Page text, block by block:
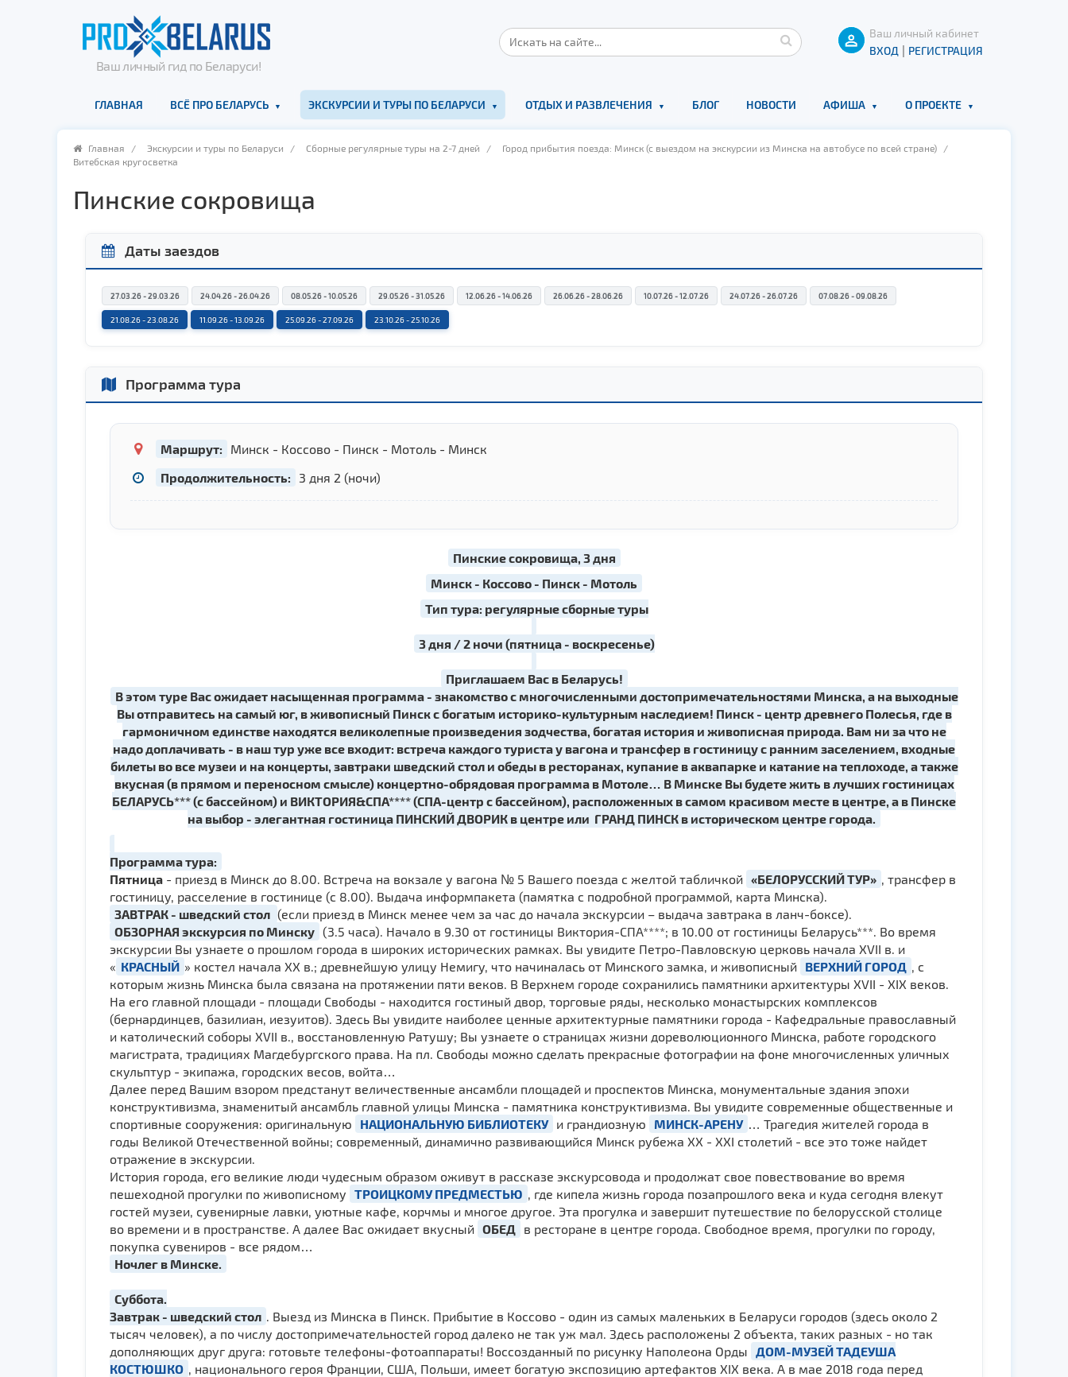
Ваш личный гид по Беларуси!
Ваш личный кабинет
ВХОД | РЕГИСТРАЦИЯ
ГЛАВНАЯ ВСЁ ПРО БЕЛАРУСЬ ЭКСКУРСИИ И ТУРЫ ПО БЕЛАРУСИ ОТДЫХ И РАЗВЛЕЧЕНИЯ БЛОГ НОВОСТИ АФИША О ПРОЕКТЕ
Главная / Экскурсии и туры по Беларуси / Cборные регулярные туры на 2-7 дней / Город прибытия поезда: Минск (с выездом на экскурсии из Минска на автобусе по всей стране)
/
Витебская кругосветка
Пинские сокровища
Даты заездов
27.03.26 - 29.03.26 24.04.26 - 26.04.26 08.05.26 - 10.05.26 29.05.26 - 31.05.26 12.06.26 - 14.06.26 26.06.26 - 28.06.26 10.07.26 - 12.07.26 24.07.26 - 26.07.26 07.08.26 - 09.08.26
21.08.26 - 23.08.26 11.09.26 - 13.09.26 25.09.26 - 27.09.26 23.10.26 - 25.10.26
Программа тура
Маршрут:
Минск - Коссово - Пинск - Мотоль - Минск
Продолжительность:
3 дня 2 (ночи)
Пинские сокровища, 3 дня
Минск - Коссово - Пинск - Мотоль
Тип тура: регулярные сборные туры
3 дня / 2 ночи (пятница - воскресенье)
Приглашаем Вас в Беларусь!
В этом туре Вас ожидает насыщенная программа - знакомство с многочисленными достопримечательностями Минска, а на выходные
Вы отправитесь на самый юг, в живописный Пинск с богатым историко-культурным наследием! Пинск - центр древнего Полесья, где в
гармоничном единстве находятся великолепные произведения зодчества, богатая история и живописная природа. Вам ни за что не
надо доплачивать - в наш тур уже все входит: встреча каждого туриста у вагона и трансфер в гостиницу с ранним заселением, входные
билеты во все музеи и на концерты, завтраки шведский стол и обеды в ресторанах, купание в аквапарке и катание на теплоходе, а также
вкусная (в прямом и переносном смысле) концертно-обрядовая программа в Мотоле… В Минске Вы будете жить в лучших гостиницах
БЕЛАРУСЬ*** (с бассейном) и ВИКТОРИЯ&СПА**** (СПА-центр с бассейном), расположенных в самом красивом месте в центре, а в Пинске
на выбор - элегантная гостиница ПИНСКИЙ ДВОРИК в центре или ГРАНД ПИНСК в историческом центре города.
Программа тура:
Пятница - приезд в Минск до 8.00. Встреча на вокзале у вагона № 5 Вашего поезда с желтой табличкой «БЕЛОРУССКИЙ ТУР» , трансфер в
гостиницу, расселение в гостинице (с 8.00). Выдача информпакета (памятка с подробной программой, карта Минска).
ЗАВТРАК - шведский стол (если приезд в Минск менее чем за час до начала экскурсии – выдача завтрака в ланч-боксе).
ОБЗОРНАЯ экскурсия по Минску (3.5 часа). Начало в 9.30 от гостиницы Виктория-СПА****; в 10.00 от гостиницы Беларусь***. Во время
экскурсии Вы узнаете о прошлом города в широких исторических рамках. Вы увидите Петро-Павловскую церковь начала ХVII в. и
« КРАСНЫЙ » костел начала ХХ в.; древнейшую улицу Немигу, что начиналась от Минского замка, и живописный ВЕРХНИЙ ГОРОД , с
которым жизнь Минска была связана на протяжении пяти веков. В Верхнем городе сохранились памятники архитектуры XVII - XIX веков.
На его главной площади - площади Свободы - находится гостиный двор, торговые ряды, несколько монастырских комплексов
(бернардинцев, базилиан, иезуитов). Здесь Вы увидите наиболее ценные архитектурные памятники города - Кафедральные православный
и католический соборы ХVII в., восстановленную Ратушу; Вы узнаете о страницах жизни дореволюционного Минска, работе городского
магистрата, традициях Магдебургского права. На пл. Свободы можно сделать прекрасные фотографии на фоне многочисленных уличных
скульптур - экипажа, городских весов, войта…
Далее перед Вашим взором предстанут величественные ансамбли площадей и проспектов Минска, монументальные здания эпохи
конструктивизма, знаменитый ансамбль главной улицы Минска - памятника конструктивизма. Вы увидите современные общественные и
спортивные сооружения: оригинальную
НАЦИОНАЛЬНУЮ БИБЛИОТЕКУ и грандиозную МИНСК-АРЕНУ … Трагедия жителей города в
годы Великой Отечественной войны; современный, динамично развивающийся Минск рубежа ХХ - ХХI столетий - все это тоже найдет
отражение в экскурсии.
История города, его великие люди чудесным образом оживут в рассказе экскурсовода и продолжат свое повествование во время
пешеходной прогулки по живописному ТРОИЦКОМУ ПРЕДМЕСТЬЮ , где кипела жизнь города позапрошлого века и куда сегодня влекут
гостей музеи, сувенирные лавки, уютные кафе, корчмы и многое другое. Эта прогулка и завершит путешествие по белорусской столице
во времени и в пространстве. А далее Вас ожидает вкусный ОБЕД в ресторане в центре города. Свободное время, прогулки по городу,
покупка сувениров - все рядом…
Ночлег в Минске.
Суббота.
Завтрак - шведский стол . Выезд из Минска в Пинск. Прибытие в Коссово - один из самых маленьких в Беларуси городов (здесь около 2
тысяч человек), а по числу достопримечательностей город далеко не так уж мал. Здесь расположены 2 объекта, таких разных - но так
дополняющих друг друга: готовьте телефоны-фотоаппараты! Воссозданный по рисунку Наполеона Орды ДОМ-МУЗЕЙ ТАДЕУША
КОСТЮШКО , национального героя Франции, США, Польши, имеет богатую экспозицию артефактов XIX века. А в мае 2018 года перед